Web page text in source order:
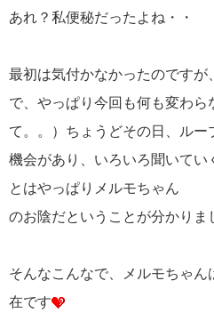
あれ？私便秘だったよね・・
最初は気付かなかったのです
で、やっぱり今回も何も変わら
て。。）ちょうどその日、ルー
機会があり、いろいろ聞いてい
とはやっぱりメルモちゃん
のお陰だということが分かりま
そんなこんなで、メルモちゃ
在です